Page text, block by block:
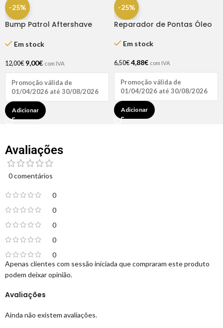
-25%
Bump Patrol Aftershave
Em stock
12,00€ 9,00€ com IVA
Promoção válida de
01/04/2026 até 30/08/2026
Adicionar
-25%
Reparador de Pontas Óleo
Em stock
6,50€ 4,88€ com IVA
Promoção válida de
01/04/2026 até 30/08/2026
Adicionar
Avaliações
0 comentários
0
0
0
0
0
Avaliações
Ainda não existem avaliações.
Apenas clientes com sessão iniciada que compraram este produto
podem deixar opinião.